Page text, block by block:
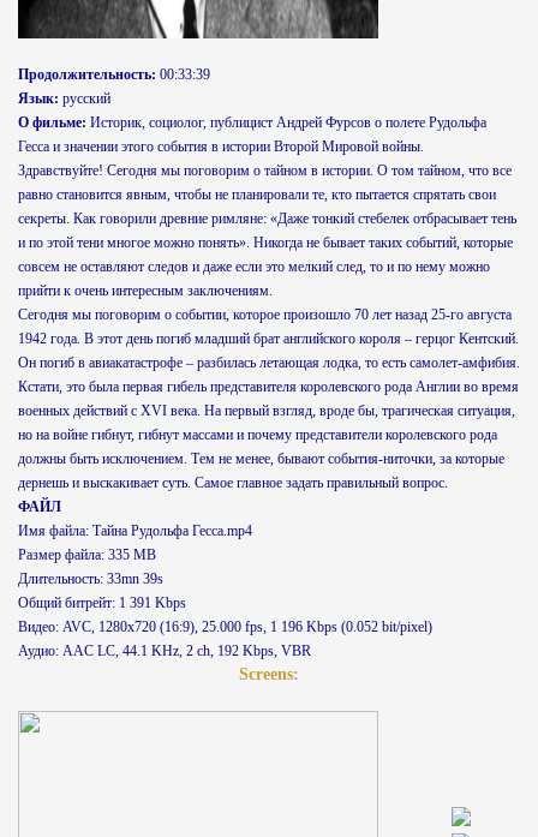
Продолжительность: 00:33:39
Язык: русский
О фильме: Историк, социолог, публицист Андрей Фурсов о полете Рудольфа
Гесса и значении этого события в истории Второй Мировой войны.
Здравствуйте! Сегодня мы поговорим о тайном в истории. О том тайном, что все
равно становится явным, чтобы не планировали те, кто пытается спрятать свои
секреты. Как говорили древние римляне: «Даже тонкий стебелек отбрасывает тень
и по этой тени многое можно понять». Никогда не бывает таких событий, которые
совсем не оставляют следов и даже если это мелкий след, то и по нему можно
прийти к очень интересным заключениям.
Сегодня мы поговорим о событии, которое произошло 70 лет назад 25-го августа
1942 года. В этот день погиб младший брат английского короля – герцог Кентский.
Он погиб в авиакатастрофе – разбилась летающая лодка, то есть самолет-амфибия.
Кстати, это была первая гибель представителя королевского рода Англии во время
военных действий с XVI века. На первый взгляд, вроде бы, трагическая ситуация,
но на войне гибнут, гибнут массами и почему представители королевского рода
должны быть исключением. Тем не менее, бывают события-ниточки, за которые
дернешь и выскакивает суть. Самое главное задать правильный вопрос.
ФАЙЛ
Имя файла: Тайна Рудольфа Гесса.mp4
Размер файла: 335 MB
Длительность: 33mn 39s
Общий битрейт: 1 391 Kbps
Видео: AVC, 1280x720 (16:9), 25.000 fps, 1 196 Kbps (0.052 bit/pixel)
Аудио: AAC LC, 44.1 KHz, 2 ch, 192 Kbps, VBR
Screens: